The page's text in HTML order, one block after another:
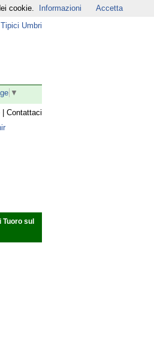
▼
Contattaci
Tuoro sul
cookie. Informazioni Accetta